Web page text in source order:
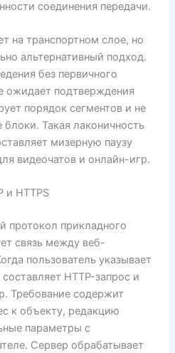
соединения передачи.
на транспортном слое, но
альтернативный подход.
без первичного
ожидает подтверждения
порядок сегментов и не
Такая лаконичность
мизерную паузу
видеочатов и онлайн-игр.
и HTTPS
протокол прикладного
связь между веб-
пользователь указывает
HTTP-запрос и
Требование содержит
к объекту, редакцию
параметры с
Сервер обрабатывает